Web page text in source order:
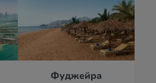
Фуджейра